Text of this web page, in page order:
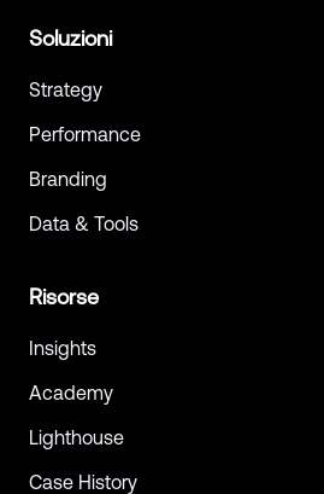
Soluzioni
Strategy
Performance
Branding
Data & Tools
Risorse
Insights
Academy
Lighthouse
Case History